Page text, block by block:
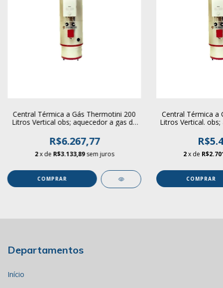
Central Térmica a Gás Thermotini 200
Litros Vertical obs; aquecedor a gas de
completo sob consulta.
R$6.267,77
2x de R$3.133,89 sem juros
Central Térmica a
Litros Vertical.
completo
2x de
Departamentos
Início